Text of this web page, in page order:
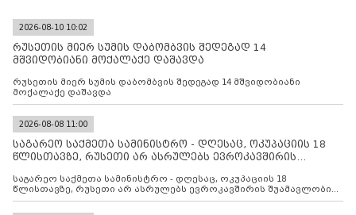
2026-08-10 10:02
რუსეთის მიერ სუმის დაბომბვის შედეგად 14
მშვიდობიანი მოქალაქე დაშავდა
რუსეთის მიერ სუმის დაბომბვის შედეგად 14 მშვიდობიანი
მოქალაქე დაშავდა
2026-08-08 11:00
საგარეო საქმეთა სამინისტრო - დღესაც, ოკუპაციის 18
წლისთავზე, რუსეთი არ ასრულებს ევროკავშირის
საგარეო საქმეთა სამინისტრო - დღესაც, ოკუპაციის 18
წლისთავზე, რუსეთი არ ასრულებს ევროკავშირის შუამავლობით
დადებულ 2008 წლის 12 აგვისტოს ცეცხლის შეწყვეტის